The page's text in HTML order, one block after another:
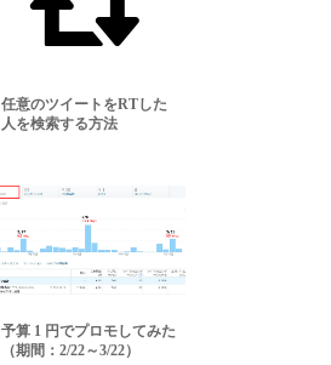
任意のツイートをRTした
人を検索する方法
予算 1 円でプロモしてみた
（期間：2/22～3/22）